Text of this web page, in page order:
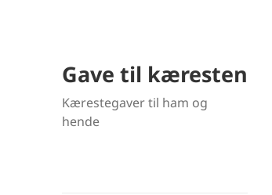
Gave til kæresten
Kærestegaver til ham og
hende